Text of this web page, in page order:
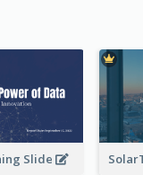
Slide